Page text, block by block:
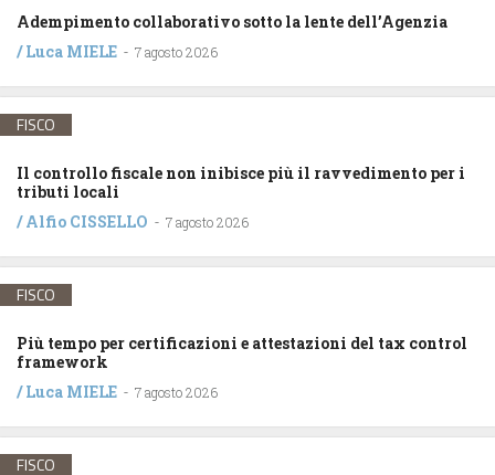
Adempimento collaborativo sotto la lente dell’Agenzia
/Luca MIELE - 7 agosto 2026
FISCO
Il controllo fiscale non inibisce più il ravvedimento per i
tributi locali
/Alfio CISSELLO - 7 agosto 2026
FISCO
Più tempo per certificazioni e attestazioni del tax control
framework
/Luca MIELE - 7 agosto 2026
FISCO